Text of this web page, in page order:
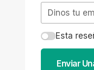
Esta
Enviar